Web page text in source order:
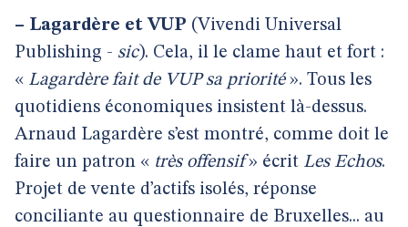
– Lagardère et VUP (Vivendi Universal
Publishing - sic). Cela, il le clame haut et fort :
« Lagardère fait de VUP sa priorité». Tous les
quotidiens économiques insistent là-dessus.
Arnaud Lagardère s’est montré, comme doit le
faire un patron « très offensif» écrit Les Echos.
Projet de vente d’actifs isolés, réponse
conciliante au questionnaire de Bruxelles... au